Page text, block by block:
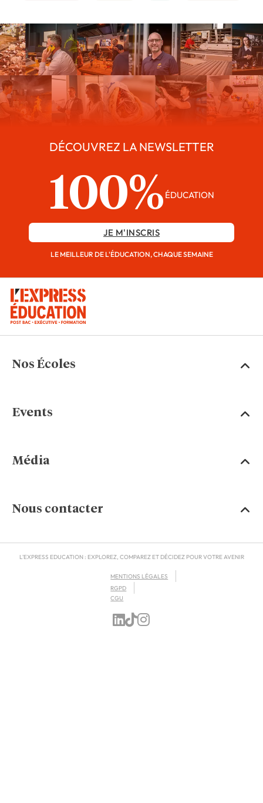
DÉCOUVREZ LA NEWSLETTER
100% ÉDUCATION
JE M'INSCRIS
LE MEILLEUR DE L'ÉDUCATION, CHAQUE SEMAINE
Nos Écoles
Events
Média
Nous contacter
L'EXPRESS EDUCATION : EXPLOREZ, COMPAREZ ET DÉCIDEZ POUR VOTRE AVENIR
MENTIONS LÉGALES
RGPD
CGU